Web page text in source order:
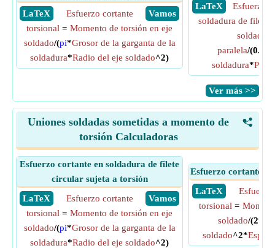
​ LaTeX
​ Vamos
Esfuerzo cortante
torsional = Momento de torsión en eje
soldado/(pi*Grosor de la garganta de la
soldadura*Radio del eje soldado^2)
​ LaTeX
Esfuerzo
soldadura de filete
paralela/
soldadura*
​Ver más >>
<
Uniones soldadas sometidas a momento de
torsión Calculadoras
Esfuerzo cortante en soldadura de filete
circular sujeta a torsión
​ LaTeX
​ Vamos
Esfuerzo cortante
torsional = Momento de torsión en eje
soldado/(pi*Grosor de la garganta de la
soldadura*Radio del eje soldado^2)
Esfuerzo cortante
​ LaTeX
Esfuerzo
torsional =
soldado/(2*
soldado^2*